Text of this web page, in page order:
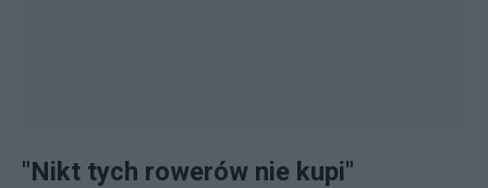
"Nikt tych rowerów nie kupi"